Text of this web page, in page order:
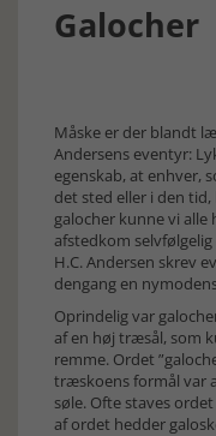
Galocher
Måske er der blandt
Andersens eventyr:
egenskab, at enhver,
det sted eller i den
galocher kunne vi alle
afstedkom
H.C. Andersen skrev
dengang en
Oprindelig var
af en høj træsål, som
remme. Ordet
træskoens formål var
søle. Ofte staves
af ordet hedder